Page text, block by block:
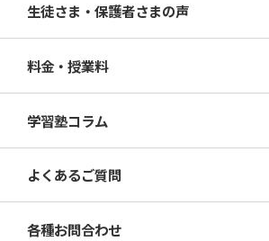
生徒さま・保護者さまの声
料金・授業料
学習塾コラム
よくあるご質問
各種お問合わせ